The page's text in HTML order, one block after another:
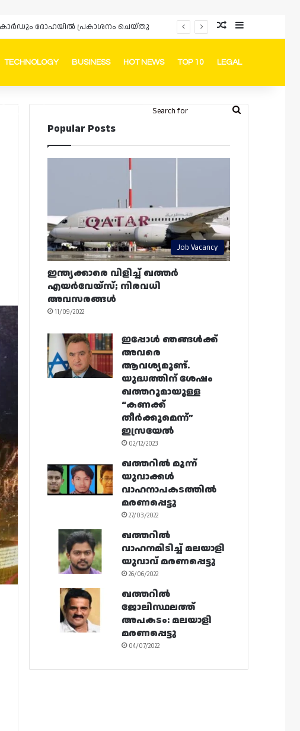
Random Article
Sidebar
TECHNOLOGY BUSINESS HOT NEWS TOP 10 LEGAL
FacebookInstagram
Telegram
Whatsapp Random Article
Switch skin
Search
Popular Posts
Job Vacancy
ഇന്ത്യക്കാരെ വിളിച്ച് ഖത്തർ
എയർവേയ്‌സ്; നിരവധി
അവസരങ്ങൾ
11/09/2022
ഇപ്പോൾ ഞങ്ങൾക്ക്
അവരെ
ആവശ്യമുണ്ട്.
യുദ്ധത്തിന് ശേഷം
ഖത്തറുമായുള്ള
“കണക്ക്
തീർക്കുമെന്ന്”
ഇസ്രയേൽ
02/12/2023
ഖത്തറിൽ മൂന്ന്
യുവാക്കൾ
വാഹനാപകടത്തിൽ
മരണപ്പെട്ടു
27/03/2022
ഖത്തറിൽ
വാഹനമിടിച്ച് മലയാളി
യുവാവ് മരണപ്പെട്ടു
26/06/2022
ഖത്തറിൽ
ജോലിസ്ഥലത്ത്
അപകടം: മലയാളി
മരണപ്പെട്ടു
04/07/2022